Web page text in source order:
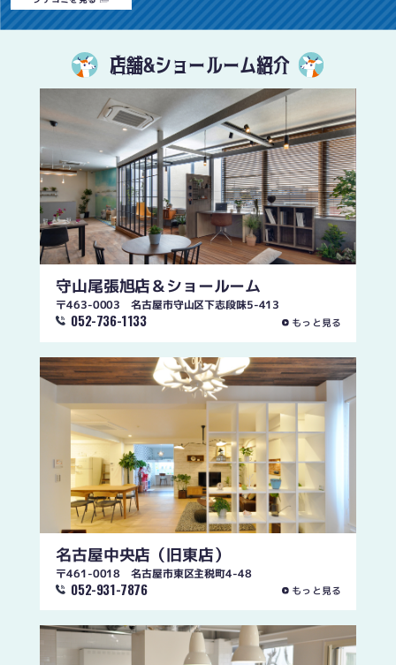
店舗&ショールーム紹介
守山尾張旭店＆ショールーム
〒463-0003 名古屋市守山区下志段味5-413
052-736-1133 もっと見る
名古屋中央店 （旧東店）
〒461-0018 名古屋市東区主税町4-48
052-931-7876 もっと見る